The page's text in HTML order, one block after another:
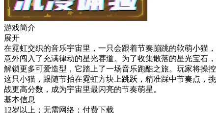
游戏简介
展开
在霓虹交织的音乐宇宙里，一只会跟着节奏蹦跳的软萌小猫，
意外闯入了充满律动的星光赛道。为了收集散落的星光宝石，
解锁更多可爱造型，它踏上了一场音乐跑酷之旅。玩家将操控
这只小猫，跟随节拍在霓虹方块上跳跃，精准踩中节奏点，挑
战更高分数，成为宇宙里最闪亮的节奏萌星。
基本信息
12岁以上；无需网络；付费下载